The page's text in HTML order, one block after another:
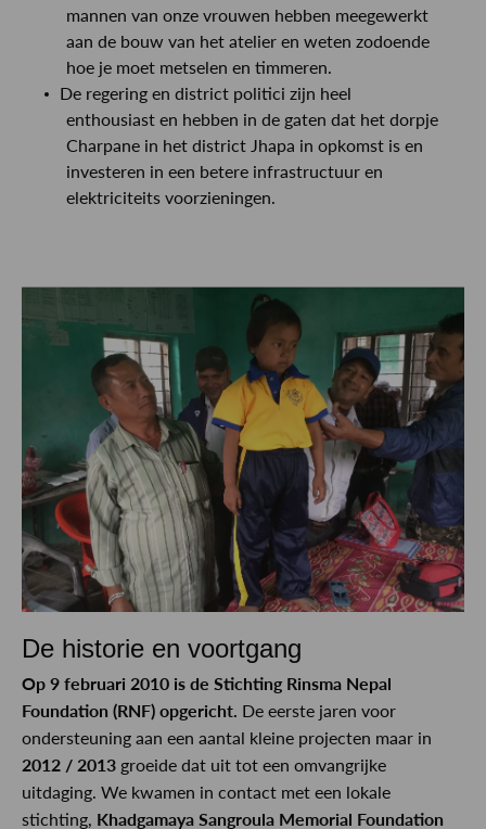
mannen van onze vrouwen hebben meegewerkt
aan de bouw van het atelier en weten zodoende
hoe je moet metselen en timmeren.
De regering en district politici zijn heel
enthousiast en hebben in de gaten dat het dorpje
Charpane in het district Jhapa in opkomst is en
investeren in een betere infrastructuur en
elektriciteits voorzieningen.
De historie en voortgang
Op 9 februari 2010 is de Stichting Rinsma Nepal
Foundation (RNF) opgericht. De eerste jaren voor
ondersteuning aan een aantal kleine projecten maar in
2012 / 2013 groeide dat uit tot een omvangrijke
uitdaging. We kwamen in contact met een lokale
stichting, Khadgamaya Sangroula Memorial Foundation